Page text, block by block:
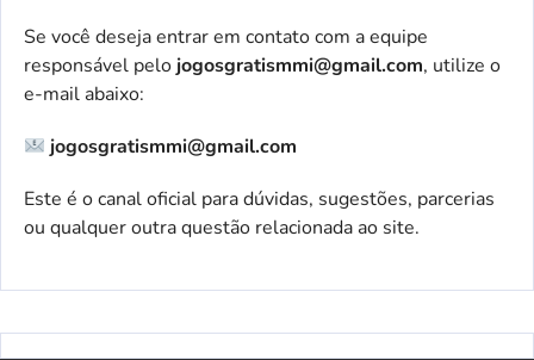
Se você deseja entrar em contato com a equipe
responsável pelojogosgratismmi@gmail.com, utilize o
e-mail abaixo:
jogosgratismmi@gmail.com
Este é o canal oficial para dúvidas, sugestões, parcerias
ou qualquer outra questão relacionada ao site.